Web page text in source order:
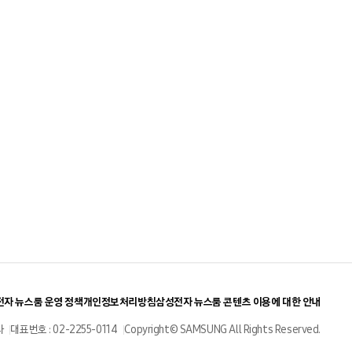
자 뉴스룸 운영 정책개인정보처리방침삼성전자 뉴스룸 콘텐츠 이용에 대한 안내
대표번호 : 02-2255-0114 Copyright© SAMSUNG All Rights Reserved.